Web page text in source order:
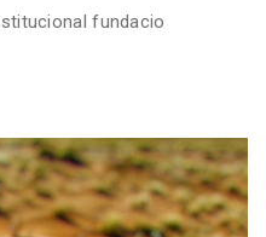
fundacio